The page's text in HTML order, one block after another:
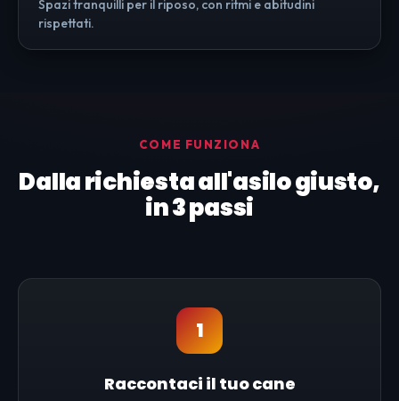
Spazi tranquilli per il riposo, con ritmi e abitudini
rispettati.
COME FUNZIONA
Dalla richiesta all'asilo giusto,
in 3 passi
1
Raccontaci il tuo cane